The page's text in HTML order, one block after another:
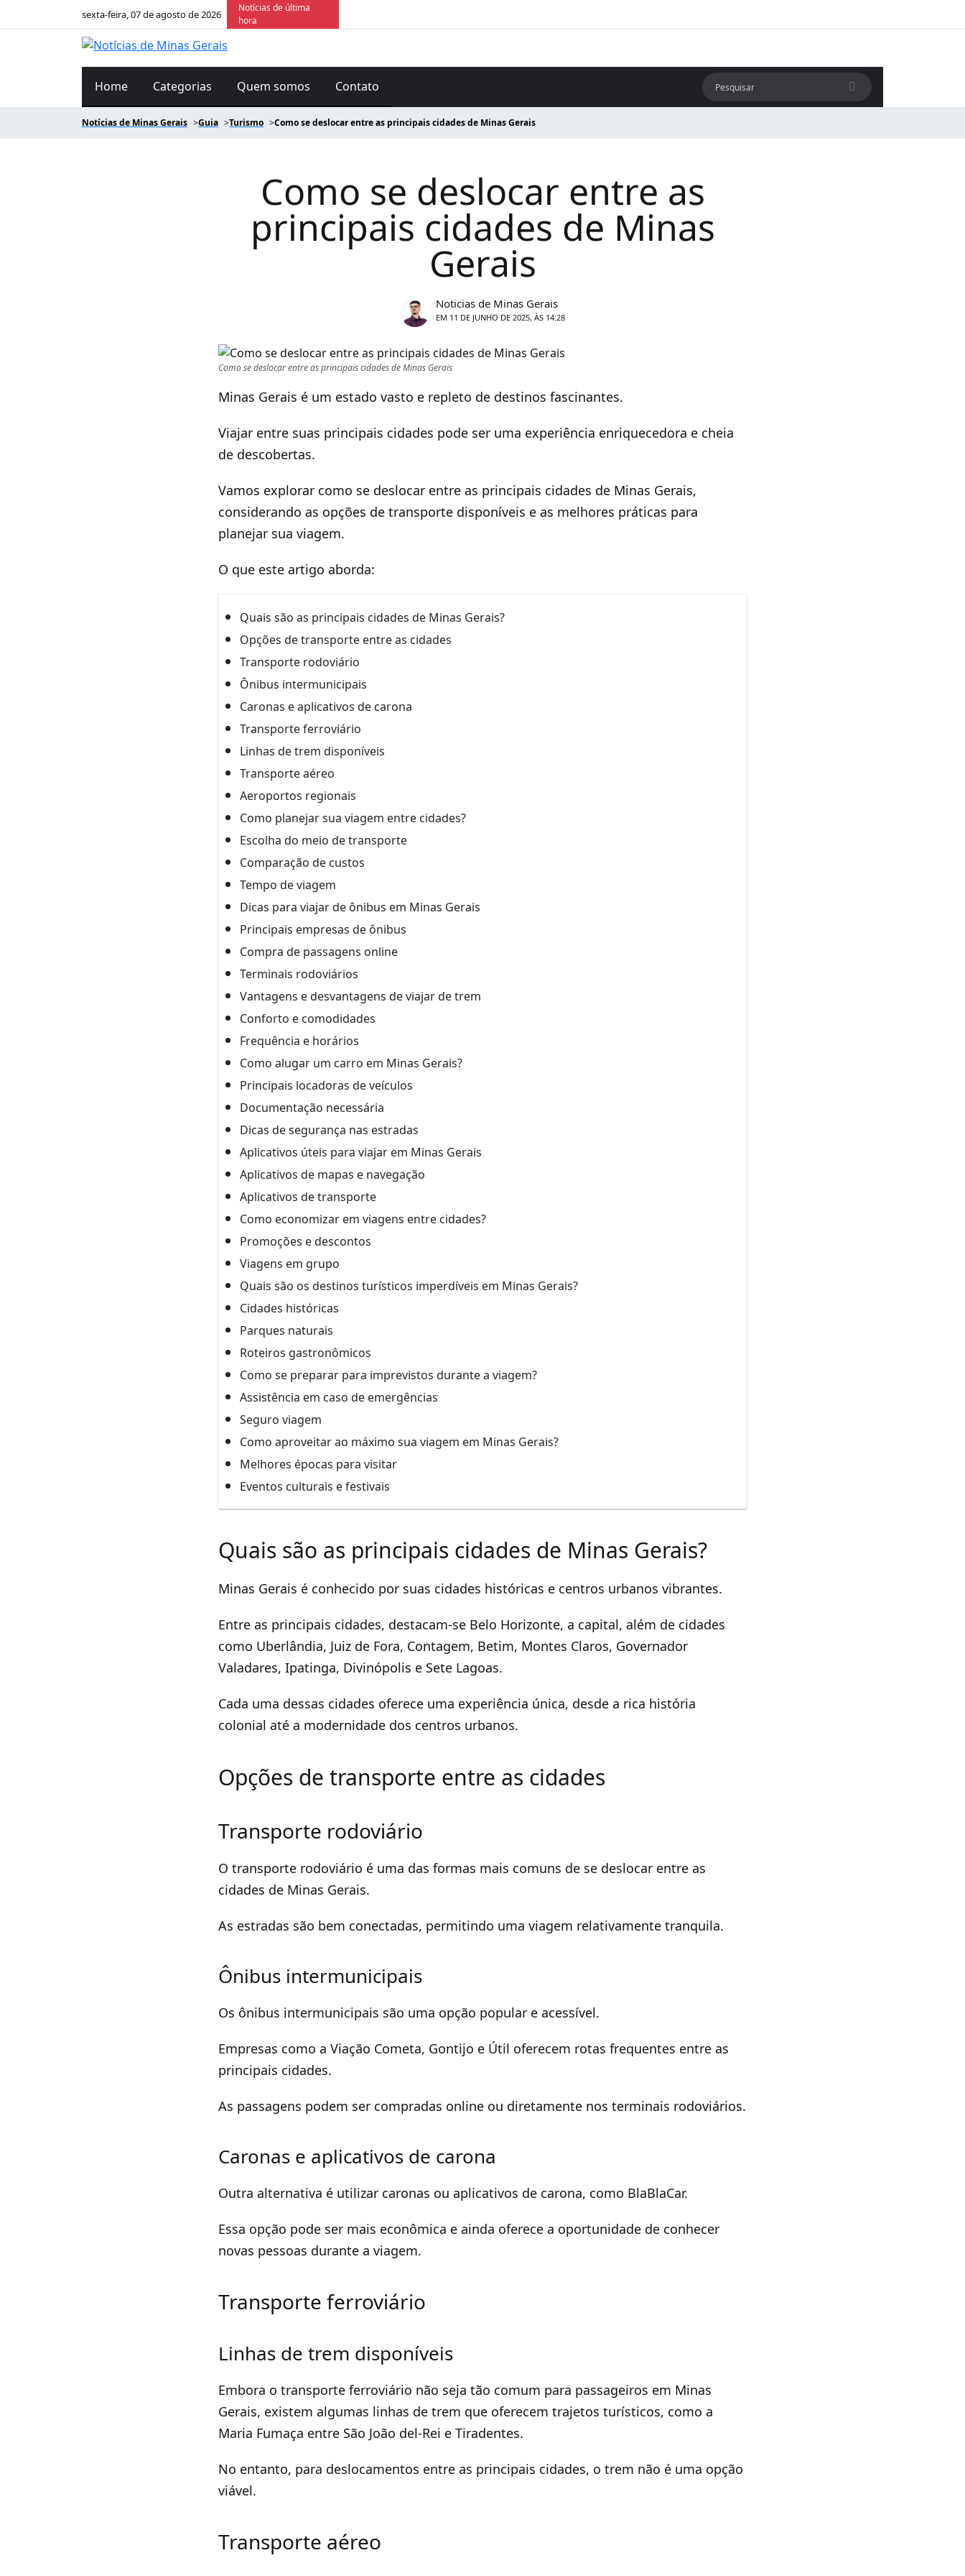
sexta-feira, 07 de agosto de 2026
Notícias de última
hora
Home Categorias Quem somos Contato
Notícias de Minas Gerais Guia Turismo Como se deslocar entre as principais cidades de Minas Gerais
Como se deslocar entre as
principais cidades de Minas
Gerais
Noticias de Minas Gerais
EM 11 DE JUNHO DE 2025, ÀS 14:28
Como se deslocar entre as principais cidades de Minas Gerais
Minas Gerais é um estado vasto e repleto de destinos fascinantes.
Viajar entre suas principais cidades pode ser uma experiência enriquecedora e cheia
de descobertas.
Vamos explorar como se deslocar entre as principais cidades de Minas Gerais,
considerando as opções de transporte disponíveis e as melhores práticas para
planejar sua viagem.
O que este artigo aborda:
Quais são as principais cidades de Minas Gerais?
Opções de transporte entre as cidades
Transporte rodoviário
Ônibus intermunicipais
Caronas e aplicativos de carona
Transporte ferroviário
Linhas de trem disponíveis
Transporte aéreo
Aeroportos regionais
Como planejar sua viagem entre cidades?
Escolha do meio de transporte
Comparação de custos
Tempo de viagem
Dicas para viajar de ônibus em Minas Gerais
Principais empresas de ônibus
Compra de passagens online
Terminais rodoviários
Vantagens e desvantagens de viajar de trem
Conforto e comodidades
Frequência e horários
Como alugar um carro em Minas Gerais?
Principais locadoras de veículos
Documentação necessária
Dicas de segurança nas estradas
Aplicativos úteis para viajar em Minas Gerais
Aplicativos de mapas e navegação
Aplicativos de transporte
Como economizar em viagens entre cidades?
Promoções e descontos
Viagens em grupo
Quais são os destinos turísticos imperdíveis em Minas Gerais?
Cidades históricas
Parques naturais
Roteiros gastronômicos
Como se preparar para imprevistos durante a viagem?
Assistência em caso de emergências
Seguro viagem
Como aproveitar ao máximo sua viagem em Minas Gerais?
Melhores épocas para visitar
Eventos culturais e festivais
Quais são as principais cidades de Minas Gerais?
Minas Gerais é conhecido por suas cidades históricas e centros urbanos vibrantes.
Entre as principais cidades, destacam-se Belo Horizonte, a capital, além de cidades
como Uberlândia, Juiz de Fora, Contagem, Betim, Montes Claros, Governador
Valadares, Ipatinga, Divinópolis e Sete Lagoas.
Cada uma dessas cidades oferece uma experiência única, desde a rica história
colonial até a modernidade dos centros urbanos.
Opções de transporte entre as cidades
Transporte rodoviário
O transporte rodoviário é uma das formas mais comuns de se deslocar entre as
cidades de Minas Gerais.
As estradas são bem conectadas, permitindo uma viagem relativamente tranquila.
Ônibus intermunicipais
Os ônibus intermunicipais são uma opção popular e acessível.
Empresas como a Viação Cometa, Gontijo e Útil oferecem rotas frequentes entre as
principais cidades.
As passagens podem ser compradas online ou diretamente nos terminais rodoviários.
Caronas e aplicativos de carona
Outra alternativa é utilizar caronas ou aplicativos de carona, como BlaBlaCar.
Essa opção pode ser mais econômica e ainda oferece a oportunidade de conhecer
novas pessoas durante a viagem.
Transporte ferroviário
Linhas de trem disponíveis
Embora o transporte ferroviário não seja tão comum para passageiros em Minas
Gerais, existem algumas linhas de trem que oferecem trajetos turísticos, como a
Maria Fumaça entre São João del-Rei e Tiradentes.
No entanto, para deslocamentos entre as principais cidades, o trem não é uma opção
viável.
Transporte aéreo